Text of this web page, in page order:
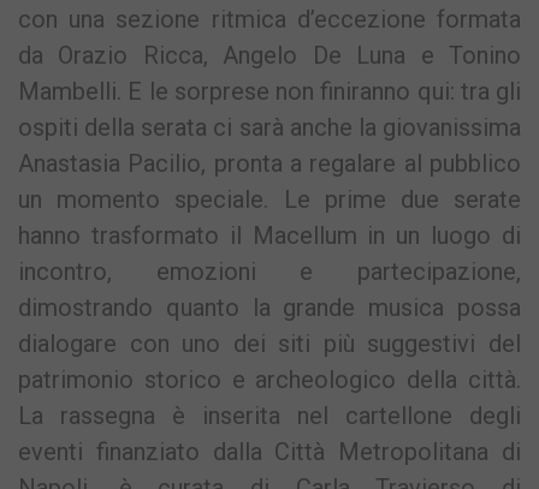
con una sezione ritmica d’eccezione formata
da Orazio Ricca, Angelo De Luna e Tonino
Mambelli. E le sorprese non finiranno qui: tra gli
ospiti della serata ci sarà anche la giovanissima
Anastasia Pacilio, pronta a regalare al pubblico
un momento speciale. Le prime due serate
hanno trasformato il Macellum in un luogo di
incontro, emozioni e partecipazione,
dimostrando quanto la grande musica possa
dialogare con uno dei siti più suggestivi del
patrimonio storico e archeologico della città.
La rassegna è inserita nel cartellone degli
eventi finanziato dalla Città Metropolitana di